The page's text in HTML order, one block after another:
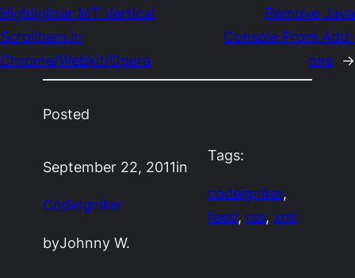
Highlighter MT Vertical
Scrollbars in
Chrome/Webkit/Opera
Remove Java
Console From Add-
ons →
Posted
September 22, 2011in
CodeIgniter
byJohnny W.
Tags:
codeigniter
feed, rss, xml